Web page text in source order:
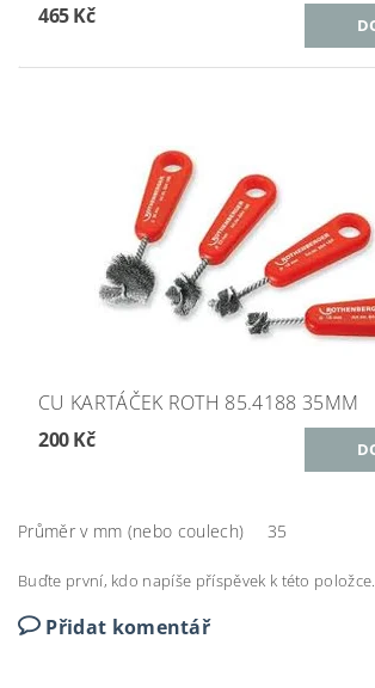
465 Kč
CU KARTÁČEK ROTH 85.4188 35MM
200 Kč
Průměr v mm (nebo coulech) 35
Buďte první, kdo napíše příspěvek k této položce.
Přidat komentář